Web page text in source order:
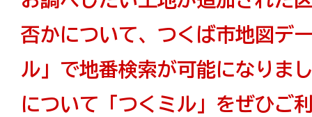
否かについて、つくば市地図デ
ル」で地番検索が可能になりま
について「つくミル」をぜひご